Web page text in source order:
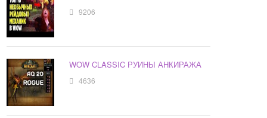
9206
WOW CLASSIC РУИНЫ АНКИРАЖА
4636